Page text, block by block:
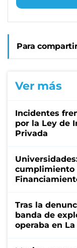
Para
Ver más
Incidentes
por la Ley de
Privada
cumplimiento
Tras la
banda de
operaba en